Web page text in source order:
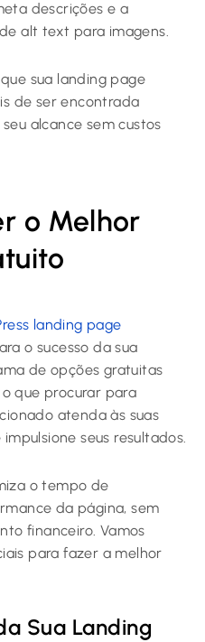
descrições e a
alt text para imagens.
sua landing page
de ser encontrada
alcance sem custos
o Melhor
landing page
o sucesso da sua
de opções gratuitas
que procurar para
atenda às suas
seus resultados.
o tempo de
da página, sem
financeiro. Vamos
para fazer a melhor
Sua Landing